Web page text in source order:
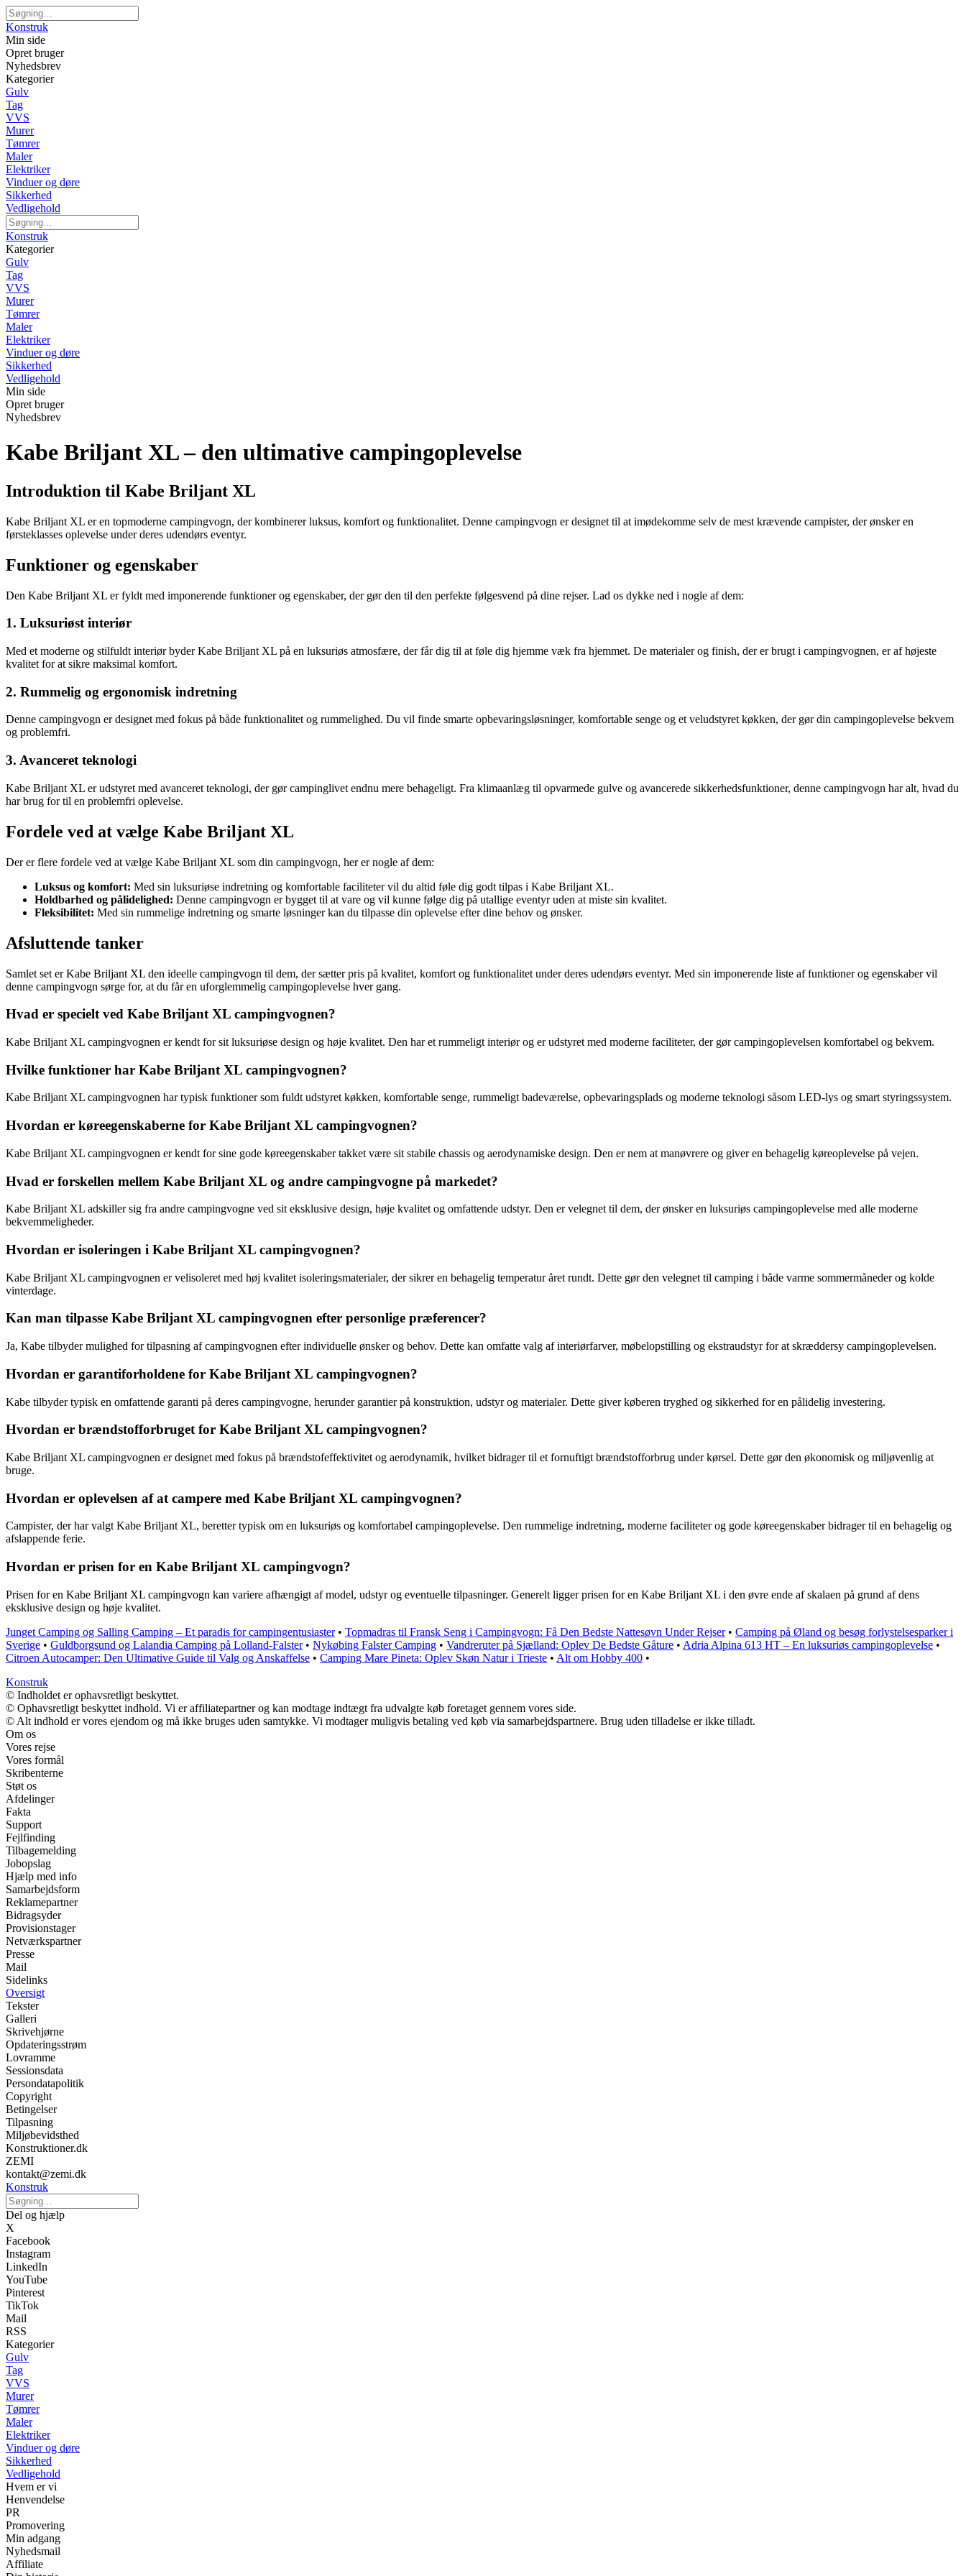
Konstruk
Min side
Opret bruger
Nyhedsbrev
Kategorier
Gulv
Tag
VVS
Murer
Tømrer
Maler
Elektriker
Vinduer og døre
Sikkerhed
Vedligehold
Konstruk
Kategorier
Gulv
Tag
VVS
Murer
Tømrer
Maler
Elektriker
Vinduer og døre
Sikkerhed
Vedligehold
Min side
Opret bruger
Nyhedsbrev
Kabe Briljant XL – den ultimative campingoplevelse
Introduktion til Kabe Briljant XL
Kabe Briljant XL er en topmoderne campingvogn, der kombinerer luksus, komfort og funktionalitet. Denne campingvogn er designet til at imødekomme selv de mest krævende campister, der ønsker en
førsteklasses oplevelse under deres udendørs eventyr.
Funktioner og egenskaber
Den Kabe Briljant XL er fyldt med imponerende funktioner og egenskaber, der gør den til den perfekte følgesvend på dine rejser. Lad os dykke ned i nogle af dem:
1. Luksuriøst interiør
Med et moderne og stilfuldt interiør byder Kabe Briljant XL på en luksuriøs atmosfære, der får dig til at føle dig hjemme væk fra hjemmet. De materialer og finish, der er brugt i campingvognen, er af højeste
kvalitet for at sikre maksimal komfort.
2. Rummelig og ergonomisk indretning
Denne campingvogn er designet med fokus på både funktionalitet og rummelighed. Du vil finde smarte opbevaringsløsninger, komfortable senge og et veludstyret køkken, der gør din campingoplevelse bekvem
og problemfri.
3. Avanceret teknologi
Kabe Briljant XL er udstyret med avanceret teknologi, der gør campinglivet endnu mere behageligt. Fra klimaanlæg til opvarmede gulve og avancerede sikkerhedsfunktioner, denne campingvogn har alt, hvad du
har brug for til en problemfri oplevelse.
Fordele ved at vælge Kabe Briljant XL
Der er flere fordele ved at vælge Kabe Briljant XL som din campingvogn, her er nogle af dem:
Luksus og komfort: Med sin luksuriøse indretning og komfortable faciliteter vil du altid føle dig godt tilpas i Kabe Briljant XL.
Holdbarhed og pålidelighed: Denne campingvogn er bygget til at vare og vil kunne følge dig på utallige eventyr uden at miste sin kvalitet.
Fleksibilitet: Med sin rummelige indretning og smarte løsninger kan du tilpasse din oplevelse efter dine behov og ønsker.
Afsluttende tanker
Samlet set er Kabe Briljant XL den ideelle campingvogn til dem, der sætter pris på kvalitet, komfort og funktionalitet under deres udendørs eventyr. Med sin imponerende liste af funktioner og egenskaber vil
denne campingvogn sørge for, at du får en uforglemmelig campingoplevelse hver gang.
Hvad er specielt ved Kabe Briljant XL campingvognen?
Kabe Briljant XL campingvognen er kendt for sit luksuriøse design og høje kvalitet. Den har et rummeligt interiør og er udstyret med moderne faciliteter, der gør campingoplevelsen komfortabel og bekvem.
Hvilke funktioner har Kabe Briljant XL campingvognen?
Kabe Briljant XL campingvognen har typisk funktioner som fuldt udstyret køkken, komfortable senge, rummeligt badeværelse, opbevaringsplads og moderne teknologi såsom LED-lys og smart styringssystem.
Hvordan er køreegenskaberne for Kabe Briljant XL campingvognen?
Kabe Briljant XL campingvognen er kendt for sine gode køreegenskaber takket være sit stabile chassis og aerodynamiske design. Den er nem at manøvrere og giver en behagelig køreoplevelse på vejen.
Hvad er forskellen mellem Kabe Briljant XL og andre campingvogne på markedet?
Kabe Briljant XL adskiller sig fra andre campingvogne ved sit eksklusive design, høje kvalitet og omfattende udstyr. Den er velegnet til dem, der ønsker en luksuriøs campingoplevelse med alle moderne
bekvemmeligheder.
Hvordan er isoleringen i Kabe Briljant XL campingvognen?
Kabe Briljant XL campingvognen er velisoleret med høj kvalitet isoleringsmaterialer, der sikrer en behagelig temperatur året rundt. Dette gør den velegnet til camping i både varme sommermåneder og kolde
vinterdage.
Kan man tilpasse Kabe Briljant XL campingvognen efter personlige præferencer?
Ja, Kabe tilbyder mulighed for tilpasning af campingvognen efter individuelle ønsker og behov. Dette kan omfatte valg af interiørfarver, møbelopstilling og ekstraudstyr for at skræddersy campingoplevelsen.
Hvordan er garantiforholdene for Kabe Briljant XL campingvognen?
Kabe tilbyder typisk en omfattende garanti på deres campingvogne, herunder garantier på konstruktion, udstyr og materialer. Dette giver køberen tryghed og sikkerhed for en pålidelig investering.
Hvordan er brændstofforbruget for Kabe Briljant XL campingvognen?
Kabe Briljant XL campingvognen er designet med fokus på brændstofeffektivitet og aerodynamik, hvilket bidrager til et fornuftigt brændstofforbrug under kørsel. Dette gør den økonomisk og miljøvenlig at
bruge.
Hvordan er oplevelsen af at campere med Kabe Briljant XL campingvognen?
Campister, der har valgt Kabe Briljant XL, beretter typisk om en luksuriøs og komfortabel campingoplevelse. Den rummelige indretning, moderne faciliteter og gode køreegenskaber bidrager til en behagelig og
afslappende ferie.
Hvordan er prisen for en Kabe Briljant XL campingvogn?
Prisen for en Kabe Briljant XL campingvogn kan variere afhængigt af model, udstyr og eventuelle tilpasninger. Generelt ligger prisen for en Kabe Briljant XL i den øvre ende af skalaen på grund af dens
eksklusive design og høje kvalitet.
Junget Camping og Salling Camping – Et paradis for campingentusiaster• Topmadras til Fransk Seng i Campingvogn: Få Den Bedste Nattesøvn Under Rejser• Camping på Øland og besøg forlystelsesparker i
Sverige • Guldborgsund og Lalandia Camping på Lolland-Falster• Nykøbing Falster Camping • Vandreruter på Sjælland: Oplev De Bedste Gåture • Adria Alpina 613 HT – En luksuriøs campingoplevelse •
Citroen Autocamper: Den Ultimative Guide til Valg og Anskaffelse • Camping Mare Pineta: Oplev Skøn Natur i Trieste • Alt om Hobby 400 •
Konstruk
© Indholdet er ophavsretligt beskyttet.
© Ophavsretligt beskyttet indhold. Vi er affiliatepartner og kan modtage indtægt fra udvalgte køb foretaget gennem vores side.
© Alt indhold er vores ejendom og må ikke bruges uden samtykke. Vi modtager muligvis betaling ved køb via samarbejdspartnere. Brug uden tilladelse er ikke tilladt.
Om os
Vores rejse
Vores formål
Skribenterne
Støt os
Afdelinger
Fakta
Support
Fejlfinding
Tilbagemelding
Jobopslag
Hjælp med info
Samarbejdsform
Reklamepartner
Bidragsyder
Provisionstager
Netværkspartner
Presse
Mail
Sidelinks
Oversigt
Tekster
Galleri
Skrivehjørne
Opdateringsstrøm
Lovramme
Sessionsdata
Persondatapolitik
Copyright
Betingelser
Tilpasning
Miljøbevidsthed
Konstruktioner.dk
ZEMI
kontakt@zemi.dk
Konstruk
Del og hjælp
X
Facebook
Instagram
LinkedIn
YouTube
Pinterest
TikTok
Mail
RSS
Kategorier
Gulv
Tag
VVS
Murer
Tømrer
Maler
Elektriker
Vinduer og døre
Sikkerhed
Vedligehold
Hvem er vi
Henvendelse
PR
Promovering
Min adgang
Nyhedsmail
Affiliate